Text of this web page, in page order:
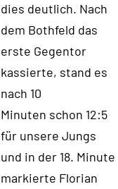
dies deutlich. Nach
dem Bothfeld das
erste Gegentor
kassierte, stand es
nach 10
Minuten schon 12:5
für unsere Jungs
und in der 18. Minute
markierte Florian